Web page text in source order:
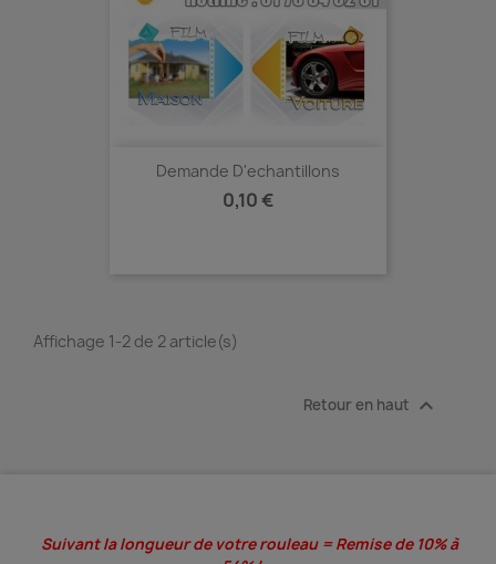
Demande D'echantillons
Prix
0,10 €
Affichage 1-2 de 2 article(s)
Retour en haut 
Suivant la longueur de votre rouleau = Remise de 10% à